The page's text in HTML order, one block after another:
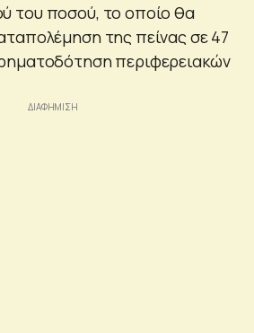
του ποσού, το οποίο θα
της πείνας σε 47
περιφερειακών